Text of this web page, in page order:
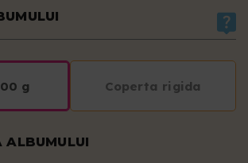
g Coperta rigida
ALBUMULUI